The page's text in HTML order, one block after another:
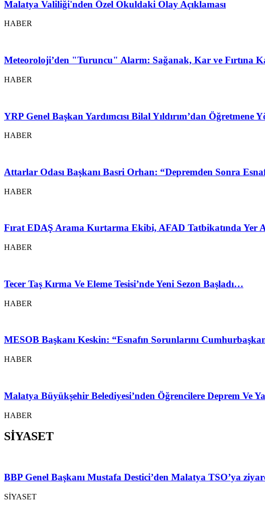
Malatya Valiliği'nden Özel Okuldaki Olay Açıklaması
HABER
Meteoroloji’den "Turuncu" Alarm: Sağanak, Kar ve Fırtına
HABER
YRP Genel Başkan Yardımcısı Bilal Yıldırım’dan Öğretmene
HABER
Attarlar Odası Başkanı Basri Orhan: “Depremden Sonra
HABER
Fırat EDAŞ Arama Kurtarma Ekibi, AFAD Tatbikatında Yer
HABER
Tecer Taş Kırma Ve Eleme Tesisi’nde Yeni Sezon Başladı…
HABER
MESOB Başkanı Keskin: “Esnafın Sorunlarını
HABER
Malatya Büyükşehir Belediyesi’nden Öğrencilere Deprem Ve
HABER
SİYASET
BBP Genel Başkanı Mustafa Destici’den Malatya TSO’ya
SİYASET